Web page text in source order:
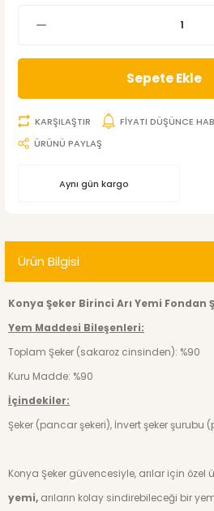
Sepete Ekle
KARŞILAŞTIR
FİYATI DÜŞÜNCE
ÜRÜNÜ PAYLAŞ
Aynı gün kargo
Ürün Bilgisi
Konya Şeker Birinci Arı Yemi Fondan
Yem Maddesi Bileşenleri:
Toplam Şeker (sakaroz cinsinden): %90
Kuru Madde: %90
İçindekiler:
Şeker (pancar şekeri), İnvert şeker şurubu
Konya Şeker güvencesiyle, arılar için özel
yemi, arıların kolay sindirebileceği bir